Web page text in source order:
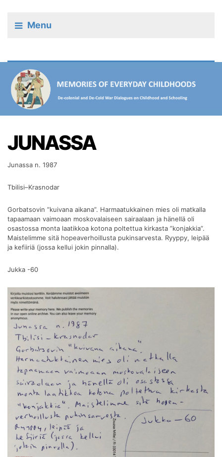
Menu
JUNASSA
Junassa n. 1987
Tbilisi–Krasnodar
Gorbatsovin ”kuivana aikana”. Harmaatukkainen mies oli matkalla
tapaamaan vaimoaan moskovalaiseen sairaalaan ja hänellä oli
osastossa monta laatikkoa kotona poltettua kirkasta ”konjakkia”.
Maistelimme sitä hopeaverhoillusta pukinsarvesta. Ryyppy, leipää
ja kefiiriä (jossa kellui jokin pinnalla).
Jukka -60